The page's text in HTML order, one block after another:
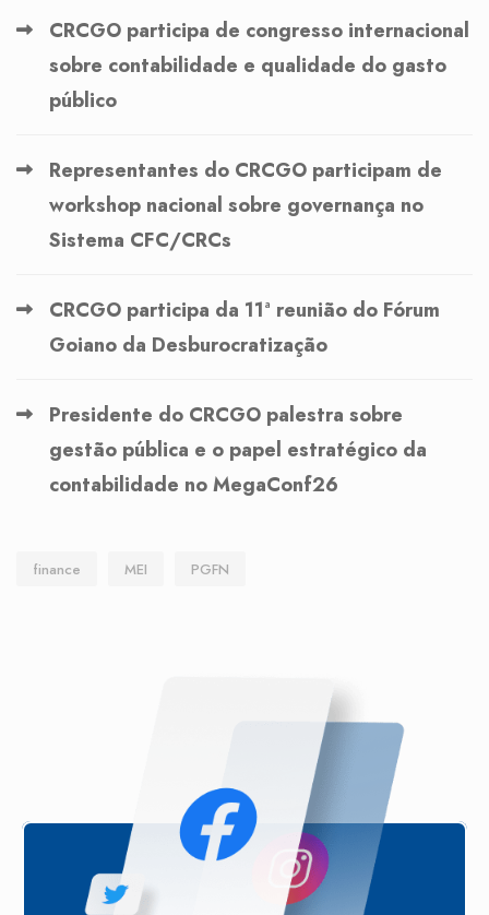
CRCGO participa de congresso internacional
sobre contabilidade e qualidade do gasto
público
Representantes do CRCGO participam de
workshop nacional sobre governança no
Sistema CFC/CRCs
CRCGO participa da 11ª reunião do Fórum
Goiano da Desburocratização
Presidente do CRCGO palestra sobre
gestão pública e o papel estratégico da
contabilidade no MegaConf26
finance MEI PGFN